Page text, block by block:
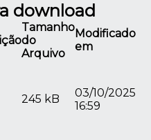
download
Tamanho
do
Arquivo
Modificado
em
245 kB
03/10/2025
16:59